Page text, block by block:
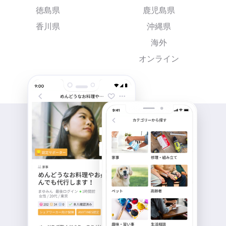
徳島県
香川県
鹿児島県
沖縄県
海外
オンライン